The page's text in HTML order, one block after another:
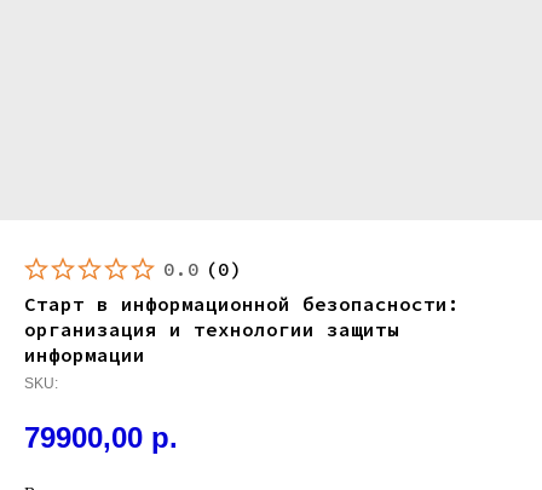
0.0 (0)
Старт в информационной безопасности:
организация и технологии защиты
информации
SKU:
79900,00 р.